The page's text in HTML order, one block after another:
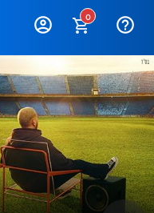
0 help_outline